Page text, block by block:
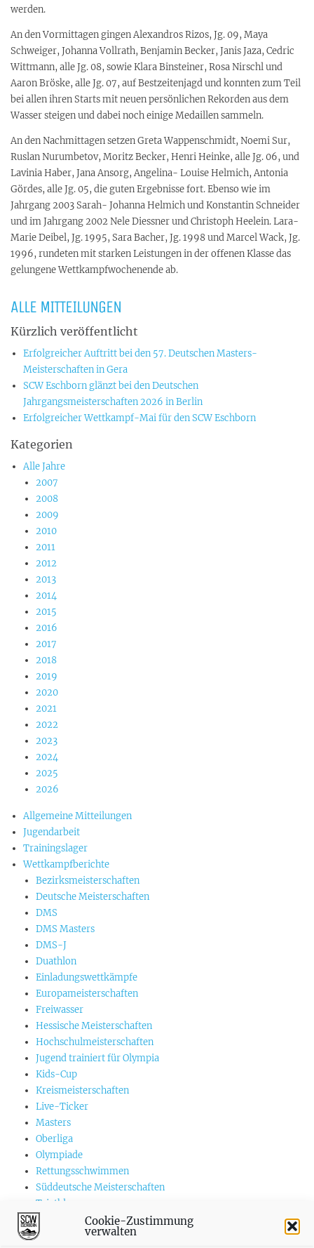
Cookie-Zustimmung
verwalten
werden.
An den Vormittagen gingen Alexandros Rizos, Jg. 09, Maya
Schweiger, Johanna Vollrath, Benjamin Becker, Janis Jaza, Cedric
Wittmann, alle Jg. 08, sowie Klara Binsteiner, Rosa Nirschl und
Aaron Bröske, alle Jg. 07, auf Bestzeitenjagd und konnten zum Teil
bei allen ihren Starts mit neuen persönlichen Rekorden aus dem
Wasser steigen und dabei noch einige Medaillen sammeln.
An den Nachmittagen setzen Greta Wappenschmidt, Noemi Sur,
Ruslan Nurumbetov, Moritz Becker, Henri Heinke, alle Jg. 06, und
Lavinia Haber, Jana Ansorg, Angelina- Louise Helmich, Antonia
Gördes, alle Jg. 05, die guten Ergebnisse fort. Ebenso wie im
Jahrgang 2003 Sarah- Johanna Helmich und Konstantin Schneider
und im Jahrgang 2002 Nele Diessner und Christoph Heelein. Lara-
Marie Deibel, Jg. 1995, Sara Bacher, Jg. 1998 und Marcel Wack, Jg.
1996, rundeten mit starken Leistungen in der offenen Klasse das
gelungene Wettkampfwochenende ab.
ALLE MITTEILUNGEN
Kürzlich veröffentlicht
Erfolgreicher Auftritt bei den 57. Deutschen Masters-
Meisterschaften in Gera
SCW Eschborn glänzt bei den Deutschen
Jahrgangsmeisterschaften 2026 in Berlin
Erfolgreicher Wettkampf-Mai für den SCW Eschborn
Kategorien
Alle Jahre
2007
2008
2009
2010
2011
2012
2013
2014
2015
2016
2017
2018
2019
2020
2021
2022
2023
2024
2025
2026
Allgemeine Mitteilungen
Jugendarbeit
Trainingslager
Wettkampfberichte
Bezirksmeisterschaften
Deutsche Meisterschaften
DMS
DMS Masters
DMS-J
Duathlon
Einladungswettkämpfe
Europameisterschaften
Freiwasser
Hessische Meisterschaften
Hochschulmeisterschaften
Jugend trainiert für Olympia
Kids-Cup
Kreismeisterschaften
Live-Ticker
Masters
Oberliga
Olympiade
Rettungsschwimmen
Süddeutsche Meisterschaften
Triathlon
US-Championships
Vereinswettkämpfe